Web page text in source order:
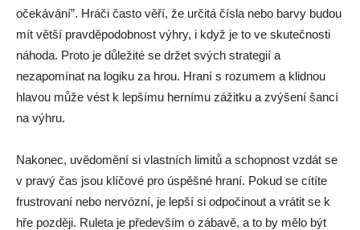
očekávání”. Hráči často věří, že určitá čísla nebo barvy budou
mít větší pravděpodobnost výhry, i když je to ve skutečnosti
náhoda. Proto je důležité se držet svých strategií a
nezapomínat na logiku za hrou. Hraní s rozumem a klidnou
hlavou může vést k lepšímu hernímu zážitku a zvýšení šancí
na výhru.
Nakonec, uvědomění si vlastních limitů a schopnost vzdát se
v pravý čas jsou klíčové pro úspěšné hraní. Pokud se cítíte
frustrovaní nebo nervózní, je lepší si odpočinout a vrátit se k
hře později. Ruleta je především o zábavě, a to by mělo být